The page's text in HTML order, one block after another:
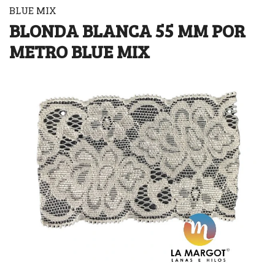
BLUE MIX
BLONDA BLANCA 55 MM POR
METRO BLUE MIX